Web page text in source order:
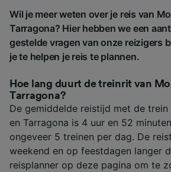
Wil je meer weten over je reis van
Tarragona? Hier hebben we een
gestelde vragen van onze reizigers
je te helpen je reis te plannen.
Hoe lang duurt de treinrit van
Tarragona?
De gemiddelde reistijd met de
en Tarragona is 4 uur en 52
ongeveer 5 treinen per dag. De
weekend en op feestdagen langer
reisplanner op deze pagina om te